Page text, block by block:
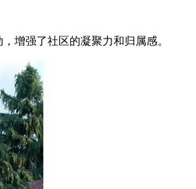
增强了社区的凝聚力和归属感。